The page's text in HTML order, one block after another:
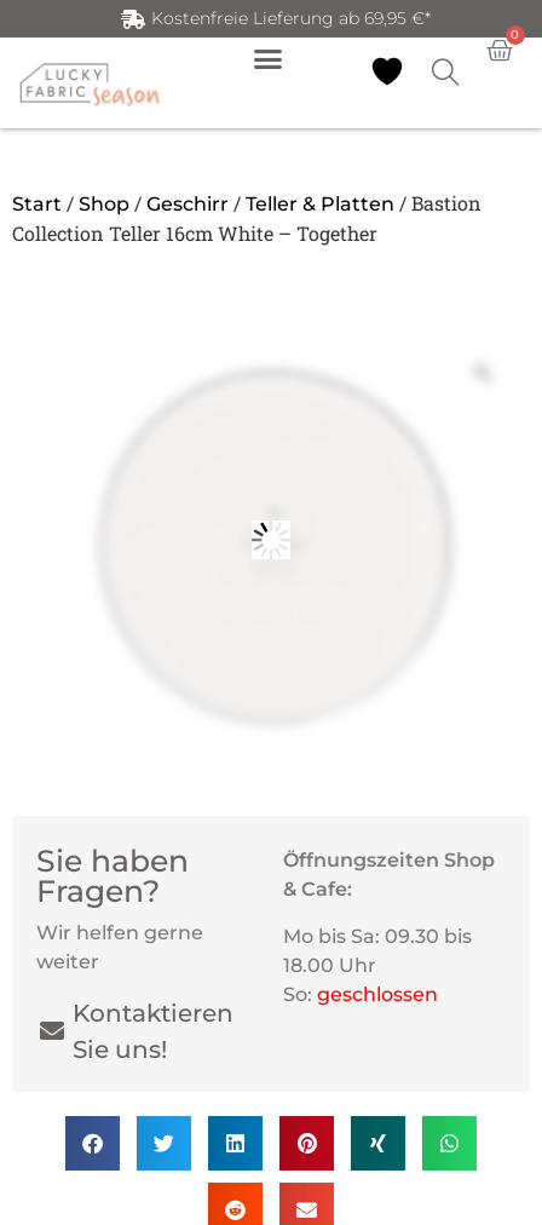
Kostenfreie Lieferung ab 69,95 €*
0
Start / Shop / Geschirr / Teller & Platten / Bastion
Collection Teller 16cm White – Together
Sie haben
Fragen?
Wir helfen gerne
weiter
Kontaktieren
Sie uns!
Öffnungszeiten Shop
& Cafe:
Mo bis Sa: 09.30 bis
18.00 Uhr
So: geschlossen